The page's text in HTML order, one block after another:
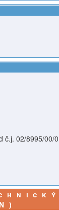
č.j. 02/8995/00/0